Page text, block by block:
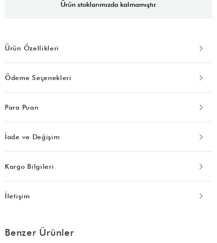
Ürün stoklarımızda kalmamıştır.
Ürün Özellikleri
Ödeme Seçenekleri
Para Puan
İade ve Değişim
Kargo Bilgileri
İletişim
Benzer Ürünler